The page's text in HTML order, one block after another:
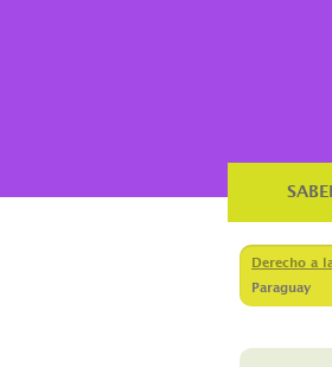
Derecho a
Paraguay